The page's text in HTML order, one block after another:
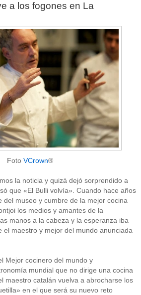
a los fogones en La
Foto VCrown®
la noticia y quizá dejó sorprendido a
que «El Bulli volvía». Cuando hace años
del museo y cumbre de la mejor cocina
los medios y amantes de la
manos a la cabeza y la esperanza iba
el maestro y mejor del mundo anunciada
Mejor cocinero del mundo y
mundial que no dirige una cocina
maestro catalán vuelva a abrocharse los
en el que será su nuevo reto